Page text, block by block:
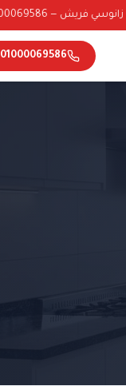
فريش — 01000069586
01000069586